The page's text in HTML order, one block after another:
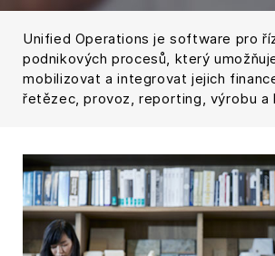
Unified Operations je software pro
podnikových procesů, který
mobilizovat a integrovat jejich
řetězec, provoz, reporting, výrobu a